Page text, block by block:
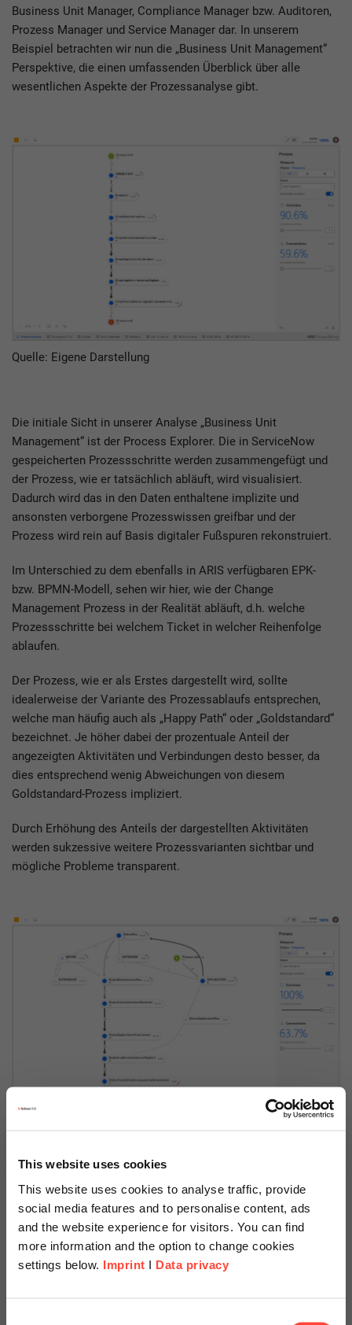
This website uses cookies
This website uses cookies to analyse traffic, provide
social media features and to personalise content, ads
and the website experience for visitors. You can find
more information and the option to change cookies
settings below. Imprint I Data privacy
Business Unit Manager, Compliance Manager bzw. Auditoren,
Prozess Manager und Service Manager dar. In unserem
Beispiel betrachten wir nun die „Business Unit Management“
Perspektive, die einen umfassenden Überblick über alle
wesentlichen Aspekte der Prozessanalyse gibt.
Quelle: Eigene Darstellung
Die initiale Sicht in unserer Analyse „Business Unit
Management“ ist der Process Explorer. Die in ServiceNow
gespeicherten Prozessschritte werden zusammengefügt und
der Prozess, wie er tatsächlich abläuft, wird visualisiert.
Dadurch wird das in den Daten enthaltene implizite und
ansonsten verborgene Prozesswissen greifbar und der
Prozess wird rein auf Basis digitaler Fußspuren rekonstruiert.
Im Unterschied zu dem ebenfalls in ARIS verfügbaren EPK-
bzw. BPMN-Modell, sehen wir hier, wie der Change
Management Prozess in der Realität abläuft, d.h. welche
Prozessschritte bei welchem Ticket in welcher Reihenfolge
ablaufen.
Der Prozess, wie er als Erstes dargestellt wird, sollte
idealerweise der Variante des Prozessablaufs entsprechen,
welche man häufig auch als „Happy Path“ oder „Goldstandard“
bezeichnet. Je höher dabei der prozentuale Anteil der
angezeigten Aktivitäten und Verbindungen desto besser, da
dies entsprechend wenig Abweichungen von diesem
Goldstandard-Prozess impliziert.
Durch Erhöhung des Anteils der dargestellten Aktivitäten
werden sukzessive weitere Prozessvarianten sichtbar und
mögliche Probleme transparent.
Ein Problem, das hier nun sichtbar wird, ist ein Change, der
ohne vorherige Genehmigung implementiert wurde. Diesen Fall
wollen wir uns genauer betrachten.